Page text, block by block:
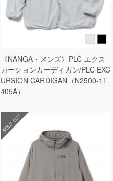
《NANGA・メンズ》PLC エクス
カーションカーディガン/PLC EXC
URSION CARDIGAN（N2500-1T
405A）
SOLD OUT